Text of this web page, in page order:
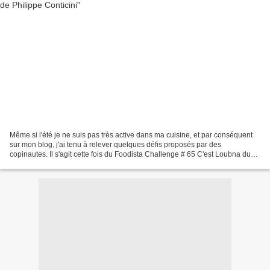
Même si l'été je ne suis pas très active dans ma cuisine, et par conséquent
sur mon blog, j'ai tenu à relever quelques défis proposés par des
copinautes. Il s'agit cette fois du Foodista Challenge # 65 C'est Loubna du